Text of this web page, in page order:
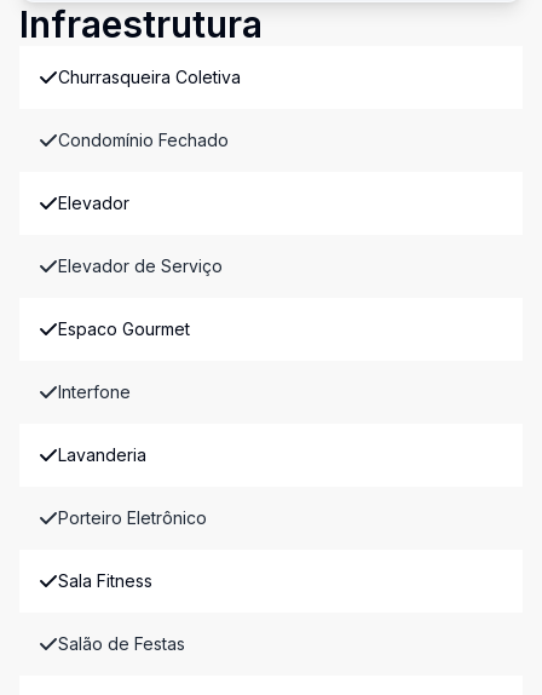
Infraestrutura
Churrasqueira Coletiva
Condomínio Fechado
Elevador
Elevador de Serviço
Espaco Gourmet
Interfone
Lavanderia
Porteiro Eletrônico
Sala Fitness
Salão de Festas